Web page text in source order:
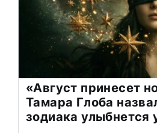
«Август принесет
Тамара Глоба
зодиака улыбнется